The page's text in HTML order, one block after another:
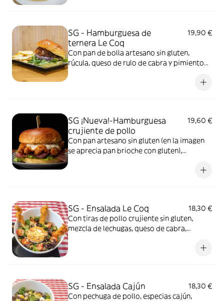
SG - Hamburguesa de
ternera Le Coq
19,90 €
Con pan de bolla artesano sin gluten,
rúcula, queso de rulo de cabra y pimiento
SG ¡Nueva!-Hamburguesa
crujiente de pollo
19,60 €
Con pan artesano sin gluten (en la imagen
se aprecia pan brioche con gluten),
SG - Ensalada Le Coq
18,30 €
Con tiras de pollo crujiente sin gluten,
mezcla de lechugas, queso de cabra,
SG - Ensalada Cajún
18,30 €
Con pechuga de pollo, especias cajún,